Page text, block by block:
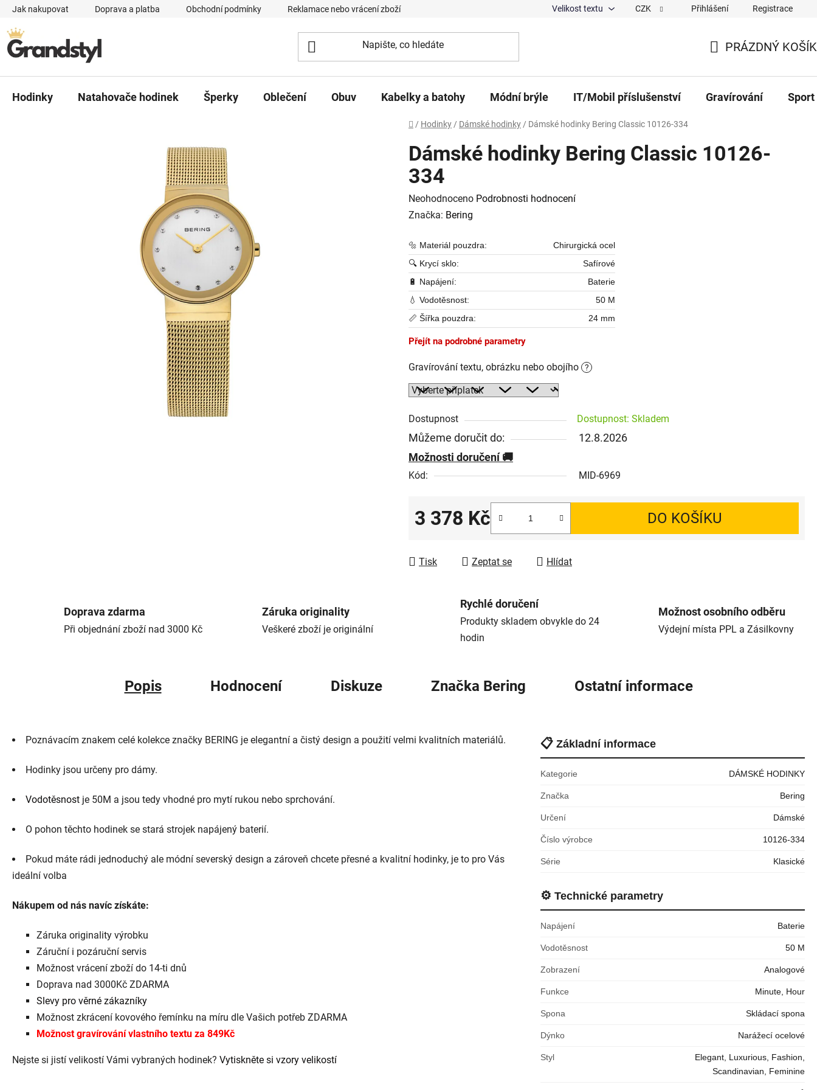
Přejít na obsah
Jak nakupovat Doprava a platba Obchodní podmínky Reklamace nebo vrácení zboží Podmínky ochrany osobních údajů O nás Magazín Hodnocení obchodu
Velikost textu CZK Přihlášení Registrace
PRÁZDNÝ KOŠÍK
Hodinky Natahovače hodinek Šperky Oblečení Obuv Kabelky a batohy Módní brýle IT/Mobil příslušenství Gravírování Sport
Domů
/ Hodinky / Dámské hodinky / Dámské hodinky Bering Classic 10126-334
Dámské hodinky Bering Classic 10126-
334
Průměrné hodnocení produktu je 0,0 z 5 hvězdiček.
Neohodnoceno Podrobnosti hodnocení
Značka: Bering
🔩 Materiál pouzdra:
Chirurgická ocel
🔍 Krycí sklo:
Safírové
🔋 Napájení:
Baterie
💧 Vodotěsnost:
50 M
📏 Šířka pouzdra:
24 mm
Přejít na podrobné parametry
Gravírování textu, obrázku nebo obojího ?
Dostupnost Dostupnost: Skladem
Můžeme doručit do:
12.8.2026
Možnosti doručení
Kód: MID-6969
3 378 Kč DO KOŠÍKU
Tisk Zeptat se Hlídat
Doprava zdarma
Při objednání zboží nad 3000 Kč
Záruka originality
Veškeré zboží je originální
Rychlé doručení
Produkty skladem obvykle do 24
hodin
Možnost osobního odběru
Výdejní místa PPL a Zásilkovny
Popis Hodnocení Diskuze Značka Bering Ostatní informace
Poznávacím znakem celé kolekce značky BERING je elegantní a čistý design a použití velmi kvalitních materiálů.
Hodinky jsou určeny pro dámy.
Vodotěsnost je 50M a jsou tedy vhodné pro mytí rukou nebo sprchování.
O pohon těchto hodinek se stará strojek napájený baterií.
Pokud máte rádi jednoduchý ale módní severský design a zároveň chcete přesné a kvalitní hodinky, je to pro Vás
ideální volba
Nákupem od nás navíc získáte:
Záruka originality výrobku
Záruční i pozáruční servis
Možnost vrácení zboží do 14-ti dnů
Doprava nad 3000Kč ZDARMA
Slevy pro věrné zákazníky
Možnost zkrácení kovového řemínku na míru dle Vašich potřeb ZDARMA
Možnost gravírování vlastního textu za 849Kč
Nejste si jistí velikostí Vámi vybraných hodinek? Vytiskněte si vzory velikostí
📋 Základní informace
Kategorie DÁMSKÉ HODINKY
Značka Bering
Určení Dámské
Číslo výrobce 10126-334
Série Klasické
⚙️ Technické parametry
Napájení Baterie
Vodotěsnost 50 M
Zobrazení Analogové
Funkce Minute, Hour
Spona Skládací spona
Dýnko Narážecí ocelové
Styl
Elegant, Luxurious, Fashion,
Scandinavian, Feminine